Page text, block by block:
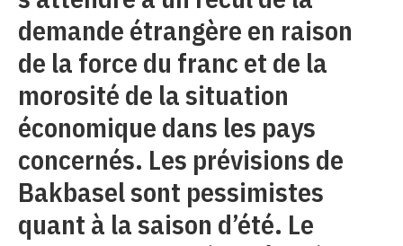
demande étrangère en raison
de la force du franc et de la
morosité de la situation
économique dans les pays
concernés. Les prévisions de
Bakbasel sont pessimistes
quant à la saison d’été. Le